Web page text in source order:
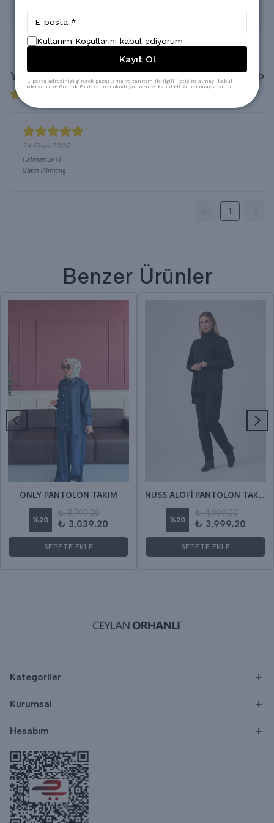
Yorumlar Yorum Yap
24 Ekim 2025
Fatmanur H.
Satın Alınmış
1
Benzer Ürünler
ONLY PANTOLON TAKIM
%20
₺ 3,799.00
₺ 3,039.20
SEPETE EKLE
NUSS ALOFİ PANTOLON TAKIM
%20
₺ 4,999.00
₺ 3,999.20
SEPETE EKLE
Kategoriler
Kurumsal
Hesabım
Kullanım Koşullarını kabul ediyorum
Kayıt Ol
E-posta adresinizi girerek pazarlama ve tanıtım ile ilgili iletişim almayı kabul
edersiniz ve Gizlilik Politikamızı okuduğunuzu ve kabul ettiğinizi onaylarsınız.